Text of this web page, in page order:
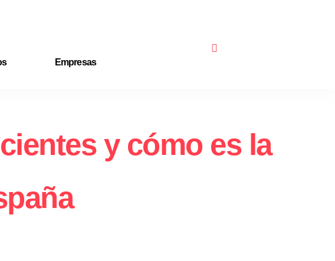
Empresas
y cómo es la